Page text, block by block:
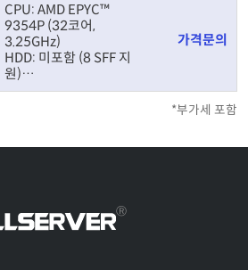
CPU: AMD EPYC™
9354P (32코어,
3.25GHz)
HDD: 미포함 (8 SFF 지
원)
Memory: 32 GB (1x32
가격문의
*부가세 포함